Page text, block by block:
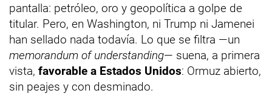
pantalla: petróleo, oro y geopolítica a golpe de
titular. Pero, en Washington, ni Trump ni Jamenei
han sellado nada todavía. Lo que se filtra —un
memorandum of understanding— suena, a primera
vista, favorable a Estados Unidos: Ormuz abierto,
sin peajes y con desminado.